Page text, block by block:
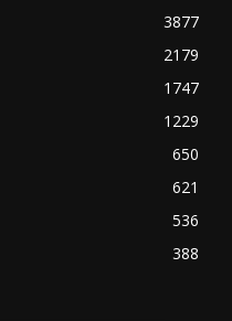
3877
2179
1747
1229
650
621
536
388